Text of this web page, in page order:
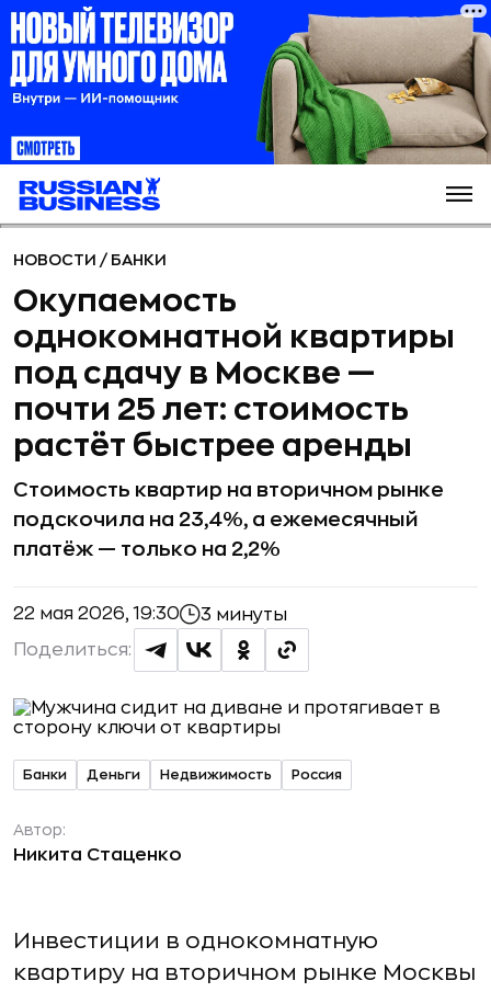
НОВОСТИ / БАНКИ
Окупаемость
однокомнатной квартиры
под сдачу в Москве —
почти 25 лет: стоимость
растёт быстрее аренды
Стоимость квартир на вторичном рынке
подскочила на 23,4%, а ежемесячный
платёж — только на 2,2%
22 мая 2026, 19:30 3 минуты
Поделиться:
Банки Деньги Недвижимость Россия
Автор:
Никита Стаценко
Инвестиции в однокомнатную
квартиру на вторичном рынке Москвы